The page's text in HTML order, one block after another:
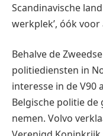
Scandinavische
werkplek’, óók
Behalve de
politiediensten in
interesse in de V90
Belgische politie
nemen. Volvo